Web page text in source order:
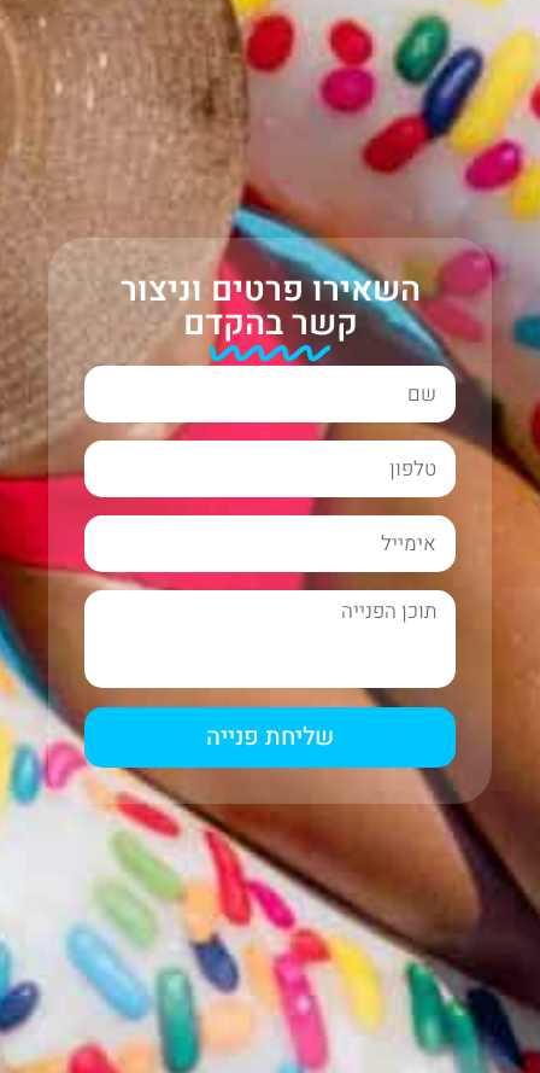
השאירו פרטים וניצור
קשר בהקדם
שליחת פנייה